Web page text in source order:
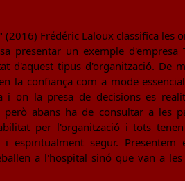
Frédéric Laloux classifica les
presentar un exemple
d'aquest tipus d'organització. De
la confiança com a mode
on la presa de decisions es
abans ha de consultar a les
per l'organització i tots
espiritualment segur. Presentem
a l'hospital sinó que van a